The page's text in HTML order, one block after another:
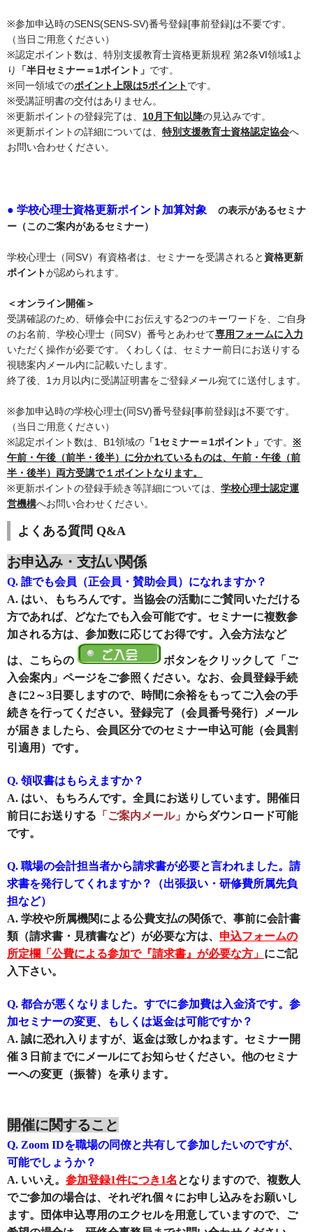
※参加申込時のSENS(SENS-SV)番号登録[事前登録]は不要です。
（当日ご用意ください）
※認定ポイント数は、特別支援教育士資格更新規程 第2条Ⅵ領域1よ
り
「半日セミナー＝1ポイント」 です。
※同一領域でのポイント上限は5ポイントです。
※受講証明書の交付はありません。
※更新ポイントの登録完了は、 10月下旬以降の見込みです。
※更新ポイントの詳細については、 特別支援教育士資格認定協会へ
お問い合わせください。
● 学校心理士資格更新ポイント加算対象 の表示があるセミナ
ー（このご案内があるセミナー）
学校心理士（同SV）有資格者は、セミナーを受講されると 資格更新
ポイントが認められます。
＜オンライン開催＞
受講確認のため、研修会中にお伝えする2つのキーワードを、ご自身
のお名前、学校心理士（同SV）番号とあわせて専用フォームに入力
いただく操作が必要です。くわしくは、セミナー前日にお送りする
視聴案内メール内に記載いたします。
終了後、1カ月以内に受講証明書をご登録メール宛てに送付します。
※参加申込時の学校心理士(同SV)番号登録[事前登録]は不要です。
（当日ご用意ください）
※認定ポイント数は、B1領域の 「1セミナー＝1ポイント」 です。 ※
午前・午後（前半・後半）に分かれているものは、午前・午後（前
半・後半）両方受講で１ポイントなります。
※更新ポイントの登録手続き等詳細については、 学校心理士認定運
営機構へお問い合わせください。
よくある質問 Q&A
お申込み・支払い関係
Q. 誰でも会員（正会員・賛助会員）になれますか？
A. はい、もちろんです。当協会の活動にご賛同いただける
方であれば、どなたでも入会可能です。セミナーに複数参
加される方は、参加数に応じてお得です。入会方法など
は、こちらの
ボタンをクリックして「ご
入会案内」ページをご参照ください。なお、会員登録手続
きに2～3日要しますので、時間に余裕をもってご入会の手
続きを行ってください。登録完了（会員番号発行）メール
が届きましたら、会員区分でのセミナー申込可能（会員割
引適用）です。
Q. 領収書はもらえますか？
A. はい、もちろんです。全員にお送りしています。開催日
前日にお送りする 「ご案内メール」 からダウンロード可能
です。
Q. 職場の会計担当者から請求書が必要と言われました。請
求書を発行してくれますか？（出張扱い・研修費所属先負
担など）
A. 学校や所属機関による公費支払の関係で、事前に会計書
類（請求書・見積書など）が必要な方は、 申込フォームの
所定欄「公費による参加で『請求書』が必要な方」 にご記
入下さい。
Q. 都合が悪くなりました。すでに参加費は入金済です。参
加セミナーの変更、もしくは返金は可能ですか？
A. 誠に恐れ入りますが、返金は致しかねます。 セミナー開
催３日前までにメールにてお知らせください。他のセミナ
ーへの変更（振替）を承ります。
開催に関すること
Q. Zoom IDを職場の同僚と共有して参加したいのですが、
可能でしょうか？
A. いいえ。 参加登録1件につき1名 となりますので、複数人
でご参加の場合は、それぞれ個々にお申し込みをお願いし
ます。団体申込専用のエクセルを用意していますので、ご